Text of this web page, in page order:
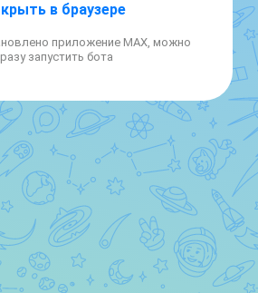
в браузере
приложение MAX, можно
запустить бота